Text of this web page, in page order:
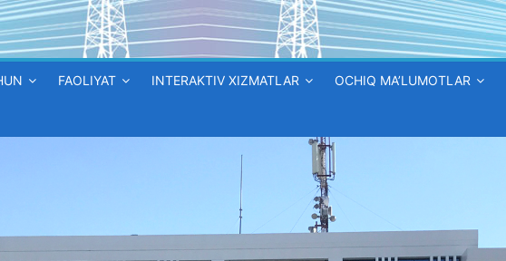
FAOLIYAT INTERAKTIV XIZMATLAR OCHIQ MA’LUMOTLAR